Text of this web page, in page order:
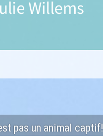
pas un animal captif!